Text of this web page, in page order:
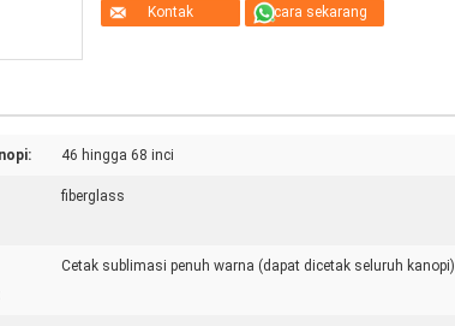
Kontak bicara sekarang
46 hingga 68 inci
fiberglass
Cetak sublimasi penuh warna (dapat dicetak seluruh kanopi)